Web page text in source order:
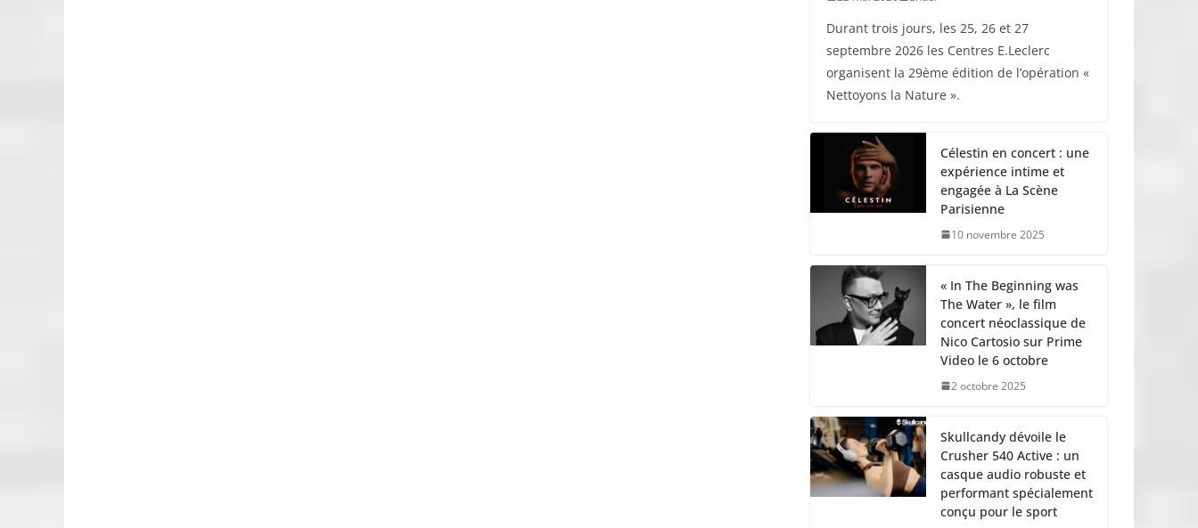
Durant trois jours, les 25, 26 et 27
septembre 2026 les Centres E.Leclerc
organisent la 29ème édition de l’opération «
Nettoyons la Nature ».
Célestin en concert : une
expérience intime et
engagée à La Scène
Parisienne
10 novembre 2025
« In The Beginning was
The Water », le film
concert néoclassique de
Nico Cartosio sur Prime
Video le 6 octobre
2 octobre 2025
Skullcandy dévoile le
Crusher 540 Active : un
casque audio robuste et
performant spécialement
conçu pour le sport